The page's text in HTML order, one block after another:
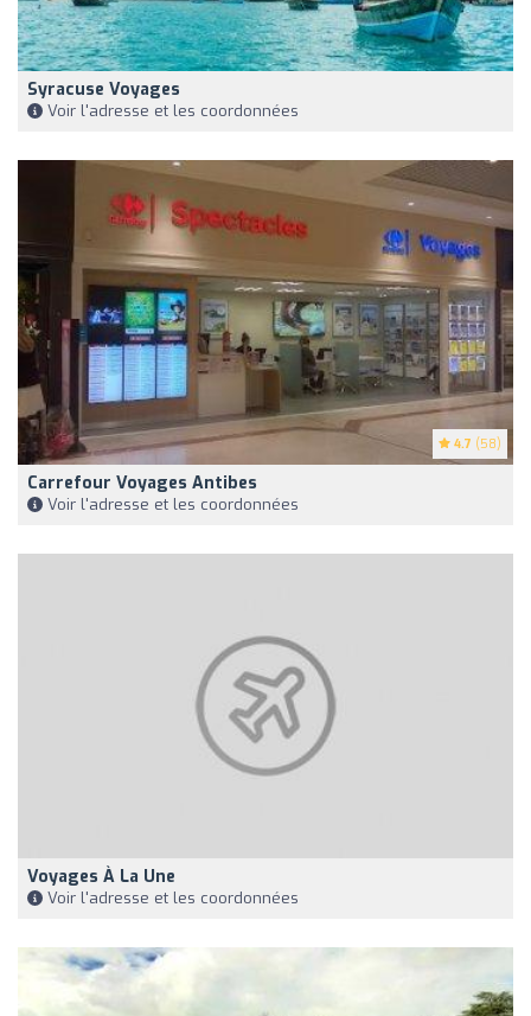
Syracuse Voyages
Voir l'adresse et les coordonnées
4.7 (58)
Carrefour Voyages Antibes
Voir l'adresse et les coordonnées
Voyages À La Une
Voir l'adresse et les coordonnées